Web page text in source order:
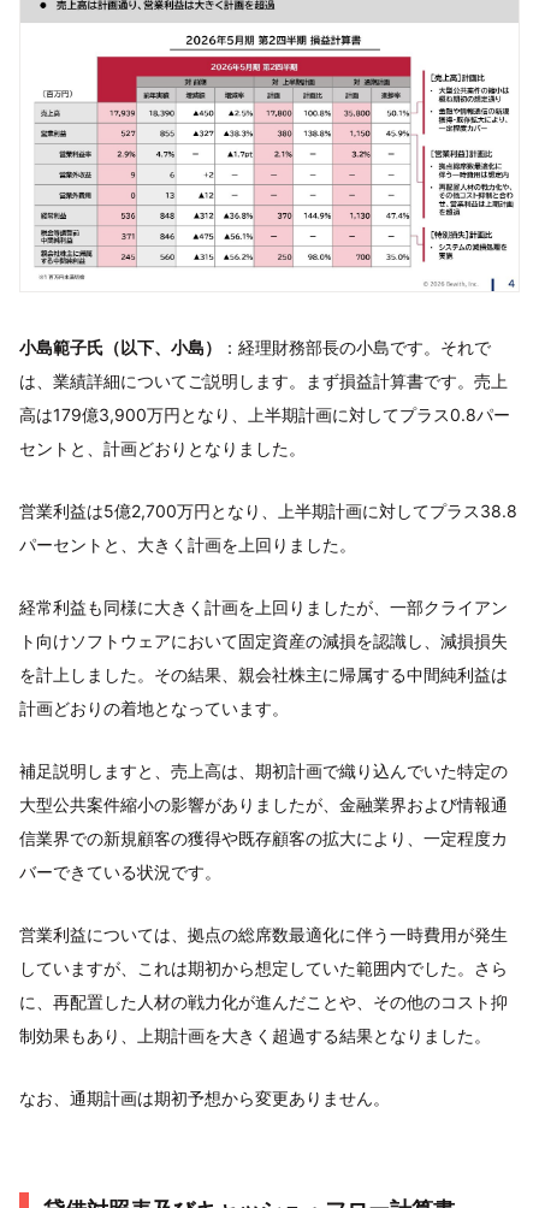
小島範子氏（以下、小島）
：経理財務部長の小島です。それで
は、業績詳細についてご説明します。まず損益計算書です。売上
高は179億3,900万円となり、上半期計画に対してプラス0.8パー
セントと、計画どおりとなりました。
営業利益は5億2,700万円となり、上半期計画に対してプラス38.8
パーセントと、大きく計画を上回りました。
経常利益も同様に大きく計画を上回りましたが、一部クライアン
ト向けソフトウェアにおいて固定資産の減損を認識し、減損損失
を計上しました。その結果、親会社株主に帰属する中間純利益は
計画どおりの着地となっています。
補足説明しますと、売上高は、期初計画で織り込んでいた特定の
大型公共案件縮小の影響がありましたが、金融業界および情報通
信業界での新規顧客の獲得や既存顧客の拡大により、一定程度カ
バーできている状況です。
営業利益については、拠点の総席数最適化に伴う一時費用が発生
していますが、これは期初から想定していた範囲内でした。さら
に、再配置した人材の戦力化が進んだことや、その他のコスト抑
制効果もあり、上期計画を大きく超過する結果となりました。
なお、通期計画は期初予想から変更ありません。